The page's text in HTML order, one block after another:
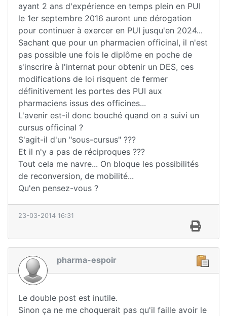
ayant 2 ans d'expérience en temps plein en PUI
le 1er septembre 2016 auront une dérogation
pour continuer à exercer en PUI jusqu'en 2024...
Sachant que pour un pharmacien officinal, il n'est
pas possible une fois le diplôme en poche de
s'inscrire à l'internat pour obtenir un DES, ces
modifications de loi risquent de fermer
définitivement les portes des PUI aux
pharmaciens issus des officines...
L'avenir est-il donc bouché quand on a suivi un
cursus officinal ?
S'agit-il d'un "sous-cursus" ???
Et il n'y a pas de réciproques ???
Tout cela me navre... On bloque les possibilités
de reconversion, de mobilité...
Qu'en pensez-vous ?
23-03-2014 16:31
pharma-espoir
Le double post est inutile.
Sinon ça ne me choquerait pas qu'il faille avoir le